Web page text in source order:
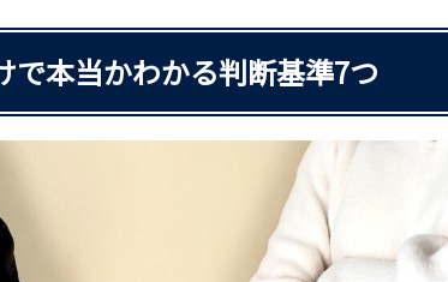
で本当かわかる判断基準7つ